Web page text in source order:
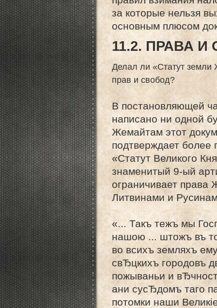
за которые нельзя
основным плюсом
11.2. ПРАВА
Делал ли «Статут
прав и свобод?
В постановляющей
написано ни одной
Жемайтам этот
подтверждает более
«Статут Великого
знаменитый 9-ый
ограничивает права
Литвинами и
«... Такъ тежъ мы
нашою ... штожъ въ
во всихъ земляхъ
свЂцкихъ городовъ
пожываньи и
ани сусЂдомъ таго
потомки наши